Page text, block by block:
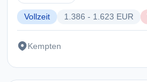
Vollzeit 1.386 - 1.623 EUR
Kempten